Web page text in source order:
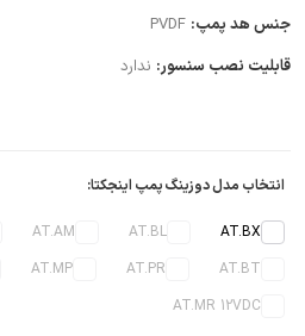
جنس هد پمپ:
قابلیت نصب سنسور: ندارد
انتخاب مدل دوزینگ پمپ اینجکتا:
AT.BX
AT.BL
AT.AM
AT.BT
AT.PR
AT.MP
AT.MR 12VDC